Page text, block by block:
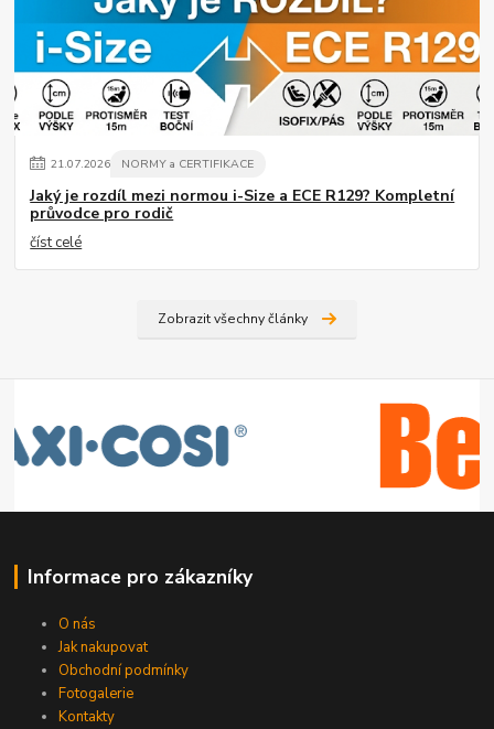
21.07.2026 NORMY a CERTIFIKACE
Jaký je rozdíl mezi normou i-Size a ECE R129? Kompletní
průvodce pro rodič
číst celé
Zobrazit všechny články
Informace pro zákazníky
O nás
Jak nakupovat
Obchodní podmínky
Fotogalerie
Kontakty